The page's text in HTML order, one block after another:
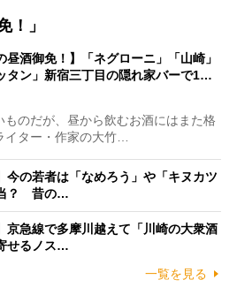
！」
昼酒御免！】「ネグローニ」「山崎」
タン」新宿三丁目の隠れ家バーで1…
のだが、昼から飲むお酒にはまた格
ター・作家の大竹…
今の若者は「なめろう」や「キヌカツ
当？ 昔の…
京急線で多摩川越えて「川崎の大衆酒
せるノス…
一覧を見る